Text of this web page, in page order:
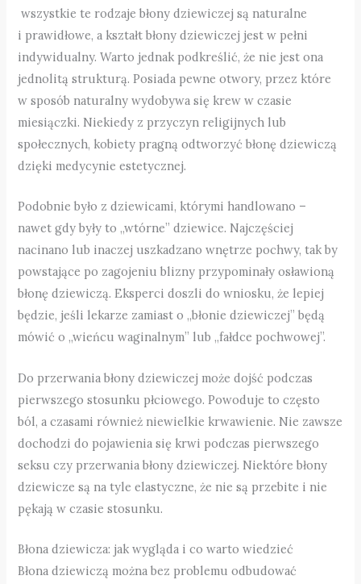
wszystkie te rodzaje błony dziewiczej są naturalne
i prawidłowe, a kształt błony dziewiczej jest w pełni
indywidualny. Warto jednak podkreślić, że nie jest ona
jednolitą strukturą. Posiada pewne otwory, przez które
w sposób naturalny wydobywa się krew w czasie
miesiączki. Niekiedy z przyczyn religijnych lub
społecznych, kobiety pragną odtworzyć błonę dziewiczą
dzięki medycynie estetycznej.
Podobnie było z dziewicami, którymi handlowano –
nawet gdy były to „wtórne” dziewice. Najczęściej
nacinano lub inaczej uszkadzano wnętrze pochwy, tak by
powstające po zagojeniu blizny przypominały osławioną
błonę dziewiczą. Eksperci doszli do wniosku, że lepiej
będzie, jeśli lekarze zamiast o „błonie dziewiczej” będą
mówić o „wieńcu waginalnym” lub „fałdce pochwowej”.
Do przerwania błony dziewiczej może dojść podczas
pierwszego stosunku płciowego. Powoduje to często
ból, a czasami również niewielkie krwawienie. Nie zawsze
dochodzi do pojawienia się krwi podczas pierwszego
seksu czy przerwania błony dziewiczej. Niektóre błony
dziewicze są na tyle elastyczne, że nie są przebite i nie
pękają w czasie stosunku.
Błona dziewicza: jak wygląda i co warto wiedzieć
Błona dziewiczą można bez problemu odbudować